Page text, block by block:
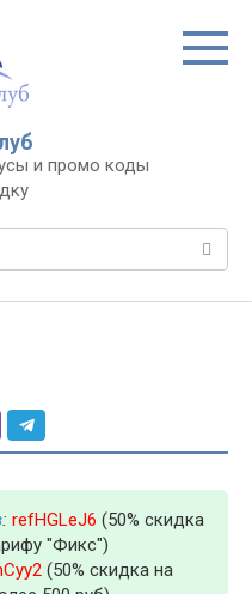
и промо коды
: refHGLeJ6 (50% скидка
"Фикс")
(50% скидка на